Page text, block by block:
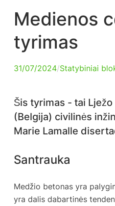
Medienos
tyrimas
31/07/2024/Statybiniai
Šis tyrimas - tai
(Belgija) civilinės
Marie Lamalle
Santrauka
Medžio betonas yra
yra dalis dabartinės